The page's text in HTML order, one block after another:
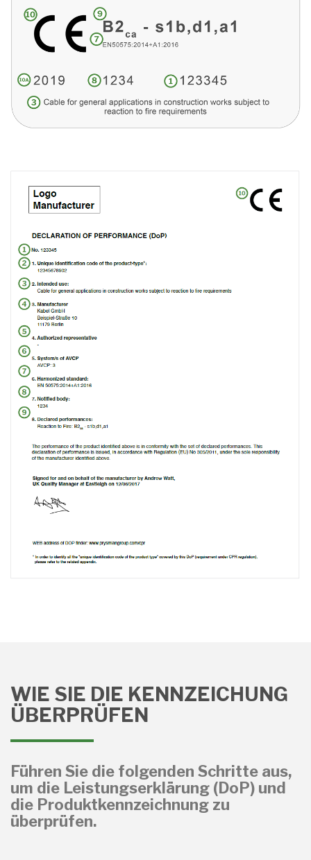
WIE SIE DIE KENNZEICHUNG
ÜBERPRÜFEN
Führen Sie die folgenden Schritte aus,
um die Leistungserklärung (DoP) und
die Produktkennzeichnung zu
überprüfen.